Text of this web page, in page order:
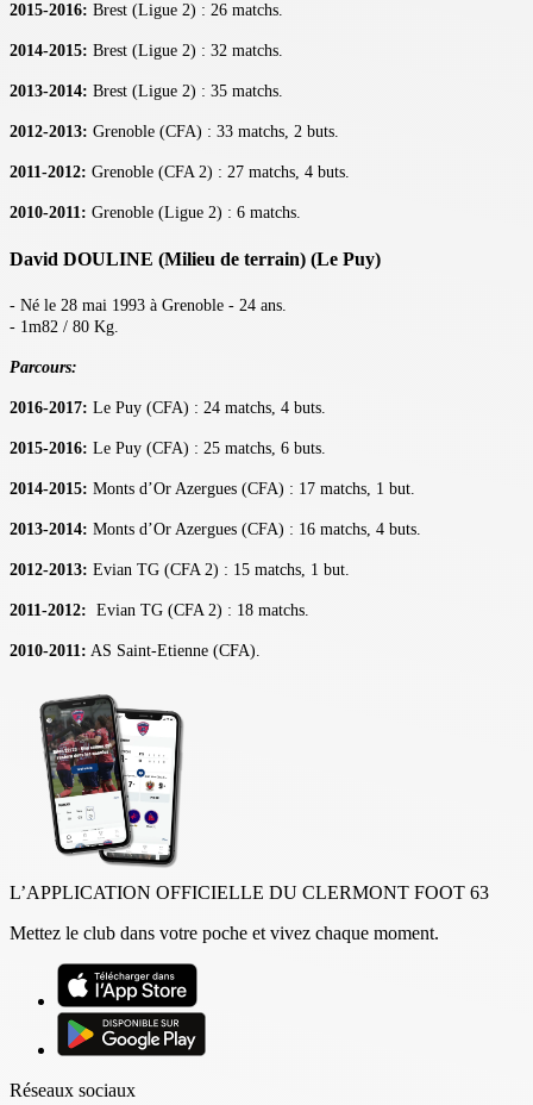
2015-2016: Brest (Ligue 2) : 26 matchs.
2014-2015: Brest (Ligue 2) : 32 matchs.
2013-2014: Brest (Ligue 2) : 35 matchs.
2012-2013: Grenoble (CFA) : 33 matchs, 2 buts.
2011-2012: Grenoble (CFA 2) : 27 matchs, 4 buts.
2010-2011: Grenoble (Ligue 2) : 6 matchs.
David DOULINE (Milieu de terrain) (Le Puy)
- Né le 28 mai 1993 à Grenoble - 24 ans.
- 1m82 / 80 Kg.
Parcours:
2016-2017: Le Puy (CFA) : 24 matchs, 4 buts.
2015-2016: Le Puy (CFA) : 25 matchs, 6 buts.
2014-2015: Monts d’Or Azergues (CFA) : 17 matchs, 1 but.
2013-2014: Monts d’Or Azergues (CFA) : 16 matchs, 4 buts.
2012-2013: Evian TG (CFA 2) : 15 matchs, 1 but.
2011-2012: Evian TG (CFA 2) : 18 matchs.
2010-2011: AS Saint-Etienne (CFA).
L’APPLICATION OFFICIELLE DU CLERMONT FOOT 63
Mettez le club dans votre poche et vivez chaque moment.
Réseaux sociaux